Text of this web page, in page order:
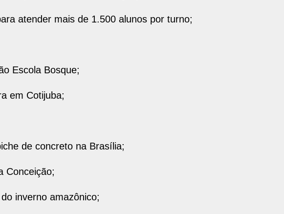
atender mais de 1.500 alunos por turno;
Escola Bosque;
em Cotijuba;
de concreto na Brasília;
Conceição;
inverno amazônico;